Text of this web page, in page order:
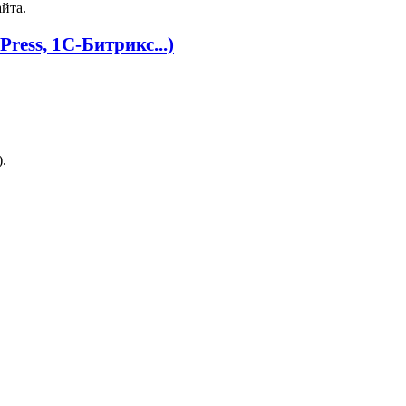
1С‑Битрикс...)